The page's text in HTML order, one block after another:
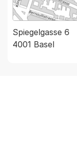
Spiegelgasse 6
4001 Basel